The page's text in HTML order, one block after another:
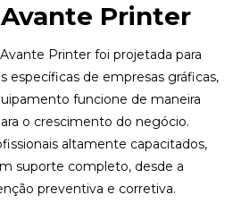
Printer
Printer foi projetada para
específicas de empresas gráficas,
funcione de maneira
o crescimento do negócio.
altamente capacitados,
suporte completo, desde a
preventiva e corretiva.